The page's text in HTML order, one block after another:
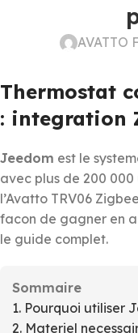
AVATTO
Thermostat
: integration
Jeedom est le
avec plus de 200
l’Avatto TRV06
facon de gagner en
le guide complet.
Sommaire
1. Pourquoi utiliser
2. Materiel